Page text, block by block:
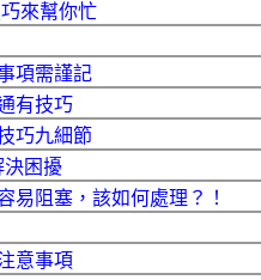
來幫你忙
項需謹記
有技巧
巧九細節
決困擾
易阻塞，該如何處理？！
意事項